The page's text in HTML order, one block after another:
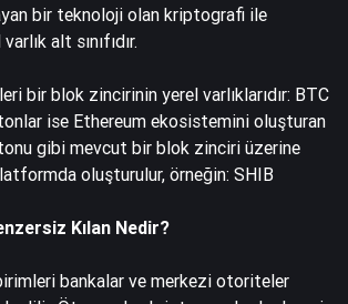
bir teknoloji olan kriptografi ile
alt sınıfıdır.
bir blok zincirinin yerel varlıklarıdır: BTC
ise Ethereum ekosistemini oluşturan
gibi mevcut bir blok zinciri üzerine
oluşturulur, örneğin: SHIB
Kılan Nedir?
bankalar ve merkezi otoriteler